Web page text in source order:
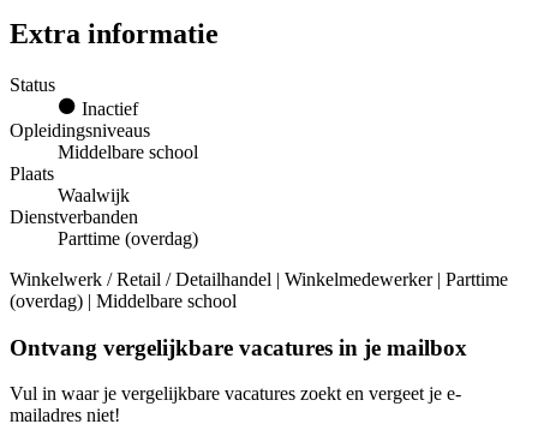
Extra informatie
Status
Inactief
Opleidingsniveaus
Middelbare school
Plaats
Waalwijk
Dienstverbanden
Parttime (overdag)
Winkelwerk / Retail / Detailhandel | Winkelmedewerker | Parttime
(overdag) | Middelbare school
Ontvang vergelijkbare vacatures in je mailbox
Vul in waar je vergelijkbare vacatures zoekt en vergeet je e-
mailadres niet!